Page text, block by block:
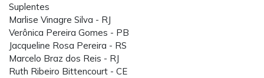
Suplentes
Marlise Vinagre Silva - RJ
Verônica Pereira Gomes - PB
Jacqueline Rosa Pereira - RS
Marcelo Braz dos Reis - RJ
Ruth Ribeiro Bittencourt - CE